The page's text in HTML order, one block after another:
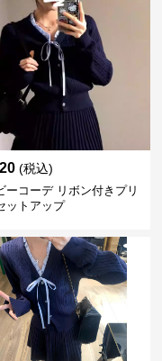
(税込)
ーコーデ リボン付きプリ
ットアップ